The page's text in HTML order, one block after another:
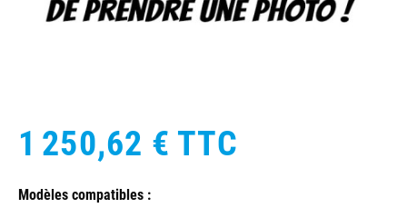
1 250,62 € TTC
Modèles compatibles :